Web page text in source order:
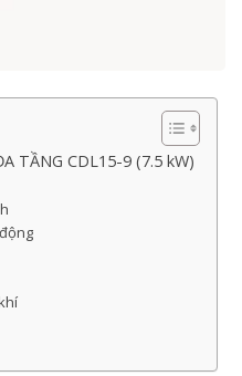
TẦNG CDL15-9 (7.5 kW)